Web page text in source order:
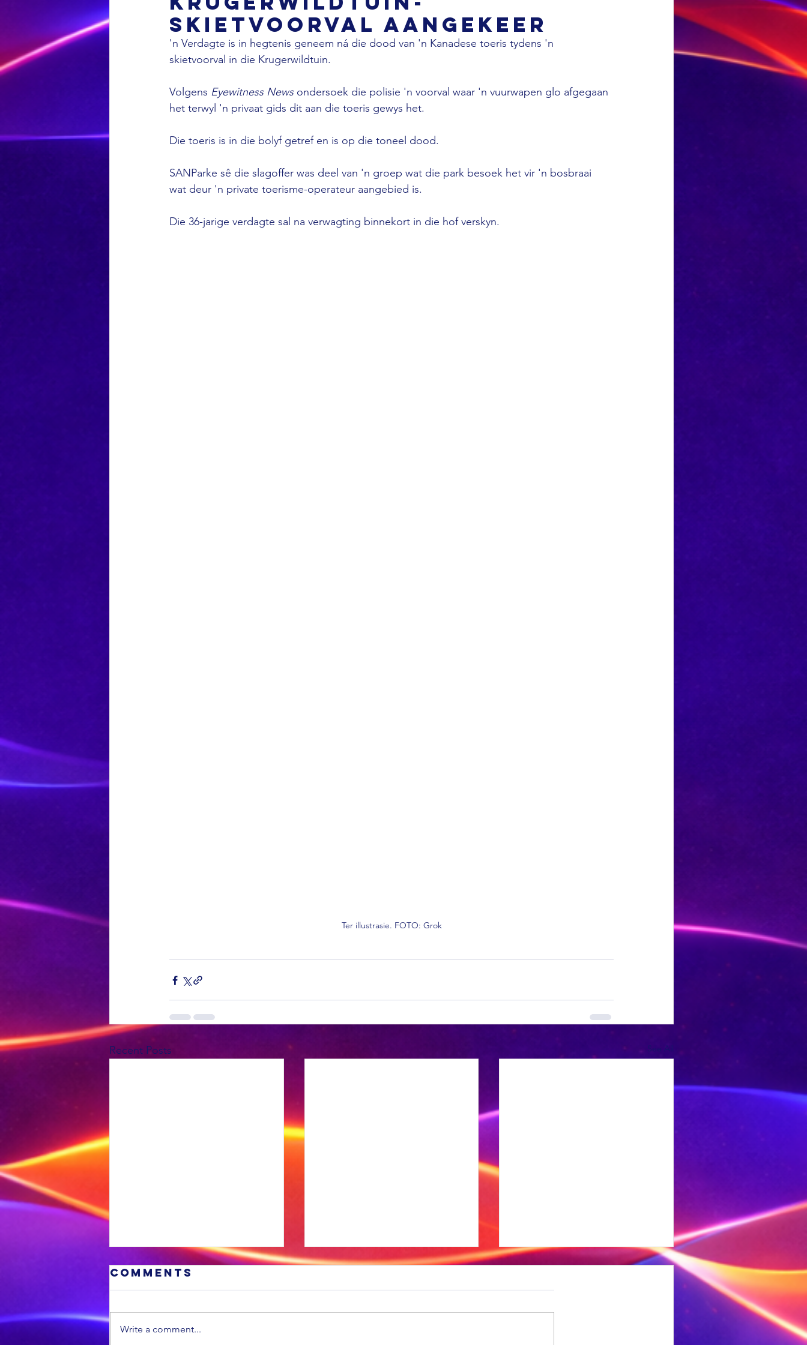
skietvoorval aangekeer
'n Verdagte is in hegtenis geneem ná die dood van 'n Kanadese toeris tydens 'n
skietvoorval in die Krugerwildtuin.
Volgens Eyewitness News ondersoek die polisie 'n voorval waar 'n vuurwapen glo afgegaan
het terwyl 'n privaat gids dit aan die toeris gewys het.
Die toeris is in die bolyf getref en is op die toneel dood.
SANParke sê die slagoffer was deel van 'n groep wat die park besoek het vir 'n bosbraai
wat deur 'n private toerisme-operateur aangebied is.
Die 36-jarige verdagte sal na verwagting binnekort in die hof verskyn.
Ter illustrasie. FOTO: Grok
Recent Posts See All
Comments
Write a comment...